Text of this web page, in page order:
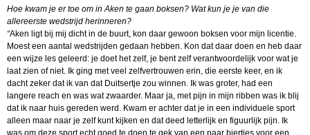
Hoe kwam je er toe om in Aken te gaan boksen? Wat kun je je van die
allereerste wedstrijd herinneren?
“Aken ligt bij mij dicht in de buurt, kon daar gewoon boksen voor mijn licentie.
Moest een aantal wedstrijden gedaan hebben. Kon dat daar doen en heb daar
een wijze les geleerd: je doet het zelf, je bent zelf verantwoordelijk voor wat je
laat zien of niet. Ik ging met veel zelfvertrouwen erin, die eerste keer, en ik
dacht zeker dat ik van dat Duitsertje zou winnen. Ik was groter, had een
langere reach en was wat zwaarder. Maar ja, met pijn in mijn ribben was ik blij
dat ik naar huis gereden werd. Kwam er achter dat je in een individuele sport
alleen maar naar je zelf kunt kijken en dat deed letterlijk en figuurlijk pijn. Ik